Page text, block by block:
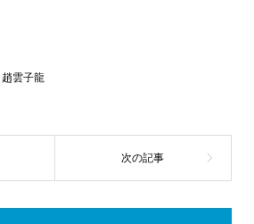
趙雲子龍